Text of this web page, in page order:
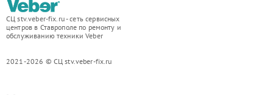
СЦ stv.veber-fix.ru - сеть сервисных
центров в Ставрополе по ремонту и
обслуживанию техники Veber
2021-2026 © СЦ stv.veber-fix.ru